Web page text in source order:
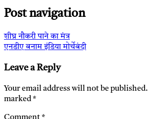
Post navigation
शीघ्र नौकरी पाने का मंत्र
एनडीए बनाम इंडिया मोर्चेबंदी
Leave a Reply
Your email address will not be published.
marked*
Comment*